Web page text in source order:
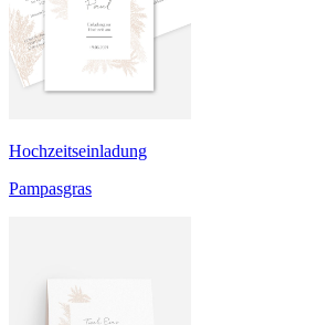
Hochzeitseinladung
Pampasgras